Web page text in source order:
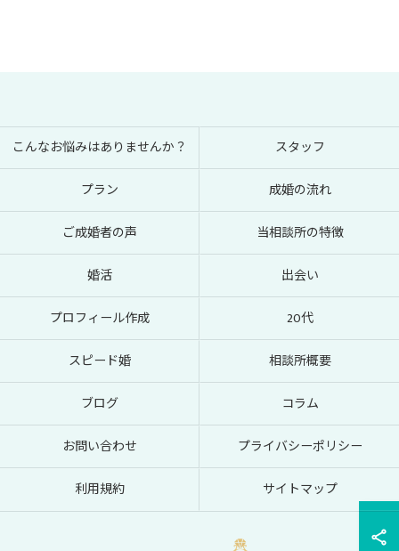
こんなお悩みはありませんか？ スタッフ
プラン 成婚の流れ
ご成婚者の声 当相談所の特徴
婚活 出会い
プロフィール作成 20代
スピード婚 相談所概要
ブログ コラム
お問い合わせ プライバシーポリシー
利用規約 サイトマップ